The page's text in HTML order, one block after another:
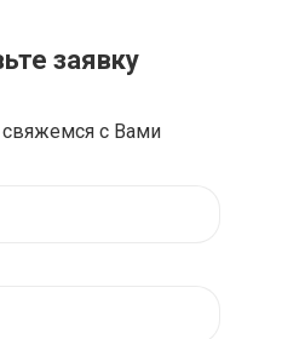
заявку
с Вами